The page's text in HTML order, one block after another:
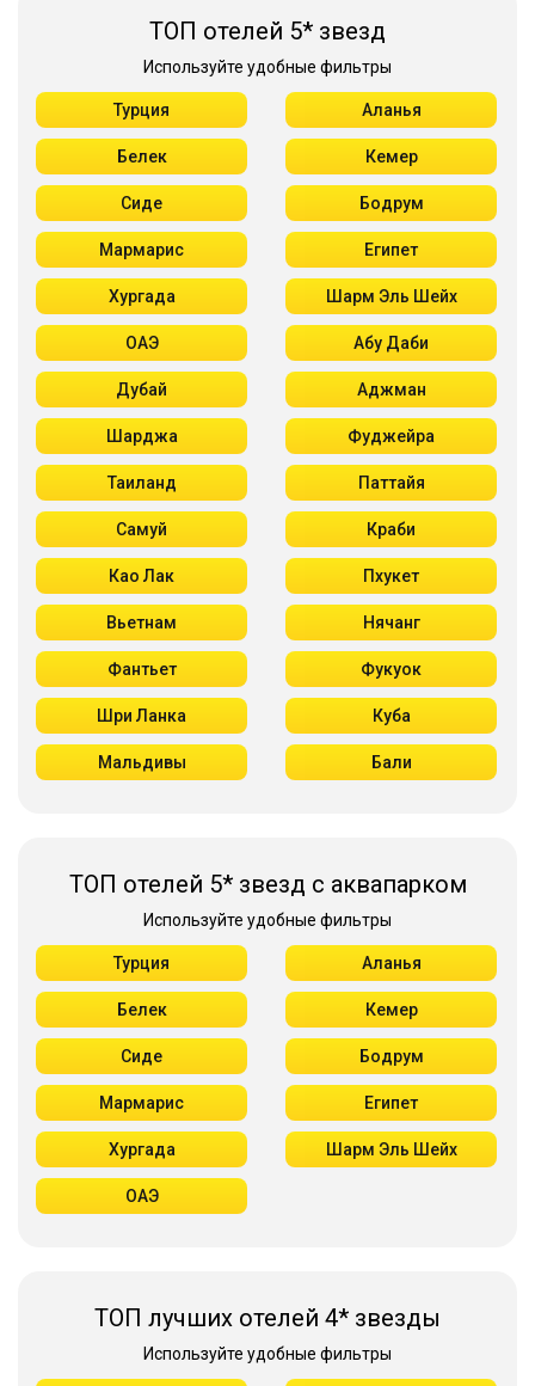
ТОП отелей 5* звезд
Используйте удобные фильтры
Турция Аланья
Белек Кемер
Сиде Бодрум
Мармарис Египет
Хургада Шарм Эль Шейх
ОАЭ Абу Даби
Дубай Аджман
Шарджа Фуджейра
Таиланд Паттайя
Самуй Краби
Као Лак Пхукет
Вьетнам Нячанг
Фантьет Фукуок
Шри Ланка Куба
Мальдивы Бали
ТОП отелей 5* звезд с аквапарком
Используйте удобные фильтры
Турция Аланья
Белек Кемер
Сиде Бодрум
Мармарис Египет
Хургада Шарм Эль Шейх
ОАЭ
ТОП лучших отелей 4* звезды
Используйте удобные фильтры